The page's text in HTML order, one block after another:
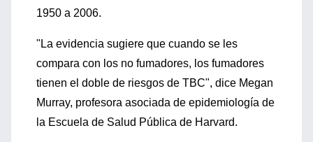
1950 a 2006.
"La evidencia sugiere que cuando se les
compara con los no fumadores, los fumadores
tienen el doble de riesgos de TBC", dice Megan
Murray, profesora asociada de epidemiología de
la Escuela de Salud Pública de Harvard.